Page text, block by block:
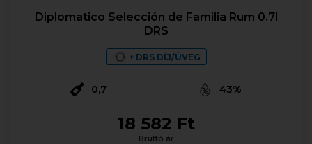
Diplomatico Selección de Familia Rum 0.7l
DRS
+ DRS DÍJ/ÜVEG
0,7 43%
18 582 Ft
Bruttó ár